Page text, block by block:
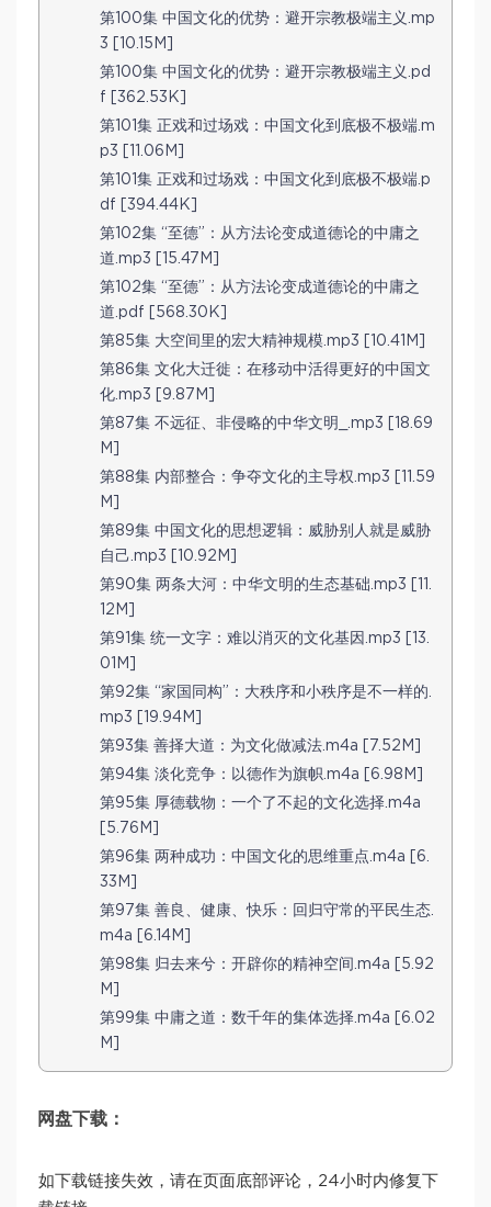
第100集 中国文化的优势：避开宗教极端主义.mp
3 [10.15M]
第100集 中国文化的优势：避开宗教极端主义.pd
f [362.53K]
第101集 正戏和过场戏：中国文化到底极不极端.m
p3 [11.06M]
第101集 正戏和过场戏：中国文化到底极不极端.p
df [394.44K]
第102集 “至德”：从方法论变成道德论的中庸之
道.mp3 [15.47M]
第102集 “至德”：从方法论变成道德论的中庸之
道.pdf [568.30K]
第85集 大空间里的宏大精神规模.mp3 [10.41M]
第86集 文化大迁徙：在移动中活得更好的中国文
化.mp3 [9.87M]
第87集 不远征、非侵略的中华文明_.mp3 [18.69
M]
第88集 内部整合：争夺文化的主导权.mp3 [11.59
M]
第89集 中国文化的思想逻辑：威胁别人就是威胁
自己.mp3 [10.92M]
第90集 两条大河：中华文明的生态基础.mp3 [11.
12M]
第91集 统一文字：难以消灭的文化基因.mp3 [13.
01M]
第92集 “家国同构”：大秩序和小秩序是不一样的.
mp3 [19.94M]
第93集 善择大道：为文化做减法.m4a [7.52M]
第94集 淡化竞争：以德作为旗帜.m4a [6.98M]
第95集 厚德载物：一个了不起的文化选择.m4a
[5.76M]
第96集 两种成功：中国文化的思维重点.m4a [6.
33M]
第97集 善良、健康、快乐：回归守常的平民生态.
m4a [6.14M]
第98集 归去来兮：开辟你的精神空间.m4a [5.92
M]
第99集 中庸之道：数千年的集体选择.m4a [6.02
M]
网盘下载：
如下载链接失效，请在页面底部评论，24小时内修复下